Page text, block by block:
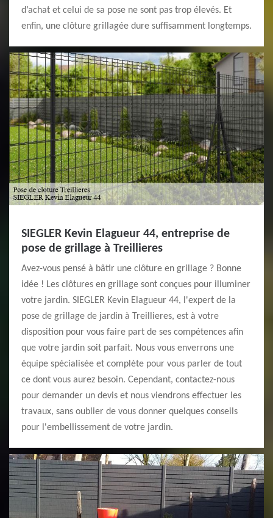
d’achat et celui de sa pose ne sont pas trop élevés. Et
enfin, une clôture grillagée dure suffisamment longtemps.
SIEGLER Kevin Elagueur 44, entreprise de
pose de grillage à Treillieres
Avez-vous pensé à bâtir une clôture en grillage ? Bonne
idée ! Les clôtures en grillage sont conçues pour illuminer
votre jardin. SIEGLER Kevin Elagueur 44, l'expert de la
pose de grillage de jardin à Treillieres, est à votre
disposition pour vous faire part de ses compétences afin
que votre jardin soit parfait. Nous vous enverrons une
équipe spécialisée et complète pour vous parler de tout
ce dont vous aurez besoin. Cependant, contactez-nous
pour demander un devis et nous viendrons effectuer les
travaux, sans oublier de vous donner quelques conseils
pour l'embellissement de votre jardin.